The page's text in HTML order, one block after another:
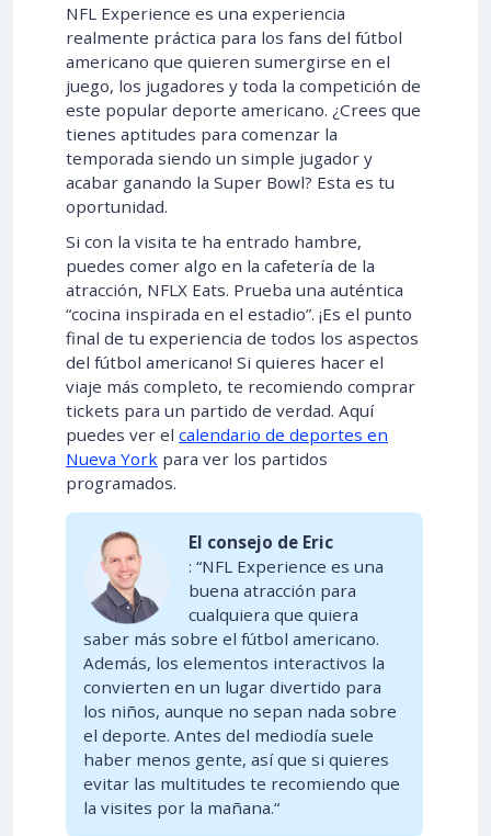
NFL Experience es una experiencia
realmente práctica para los fans del fútbol
americano que quieren sumergirse en el
juego, los jugadores y toda la competición de
este popular deporte americano. ¿Crees que
tienes aptitudes para comenzar la
temporada siendo un simple jugador y
acabar ganando la Super Bowl? Esta es tu
oportunidad.
Si con la visita te ha entrado hambre,
puedes comer algo en la cafetería de la
atracción, NFLX Eats. Prueba una auténtica
“cocina inspirada en el estadio”. ¡Es el punto
final de tu experiencia de todos los aspectos
del fútbol americano! Si quieres hacer el
viaje más completo, te recomiendo comprar
tickets para un partido de verdad. Aquí
puedes ver el calendario de deportes en
Nueva York para ver los partidos
programados.
El consejo de Eric
: “NFL Experience es una
buena atracción para
cualquiera que quiera
saber más sobre el fútbol americano.
Además, los elementos interactivos la
convierten en un lugar divertido para
los niños, aunque no sepan nada sobre
el deporte. Antes del mediodía suele
haber menos gente, así que si quieres
evitar las multitudes te recomiendo que
la visites por la mañana.“